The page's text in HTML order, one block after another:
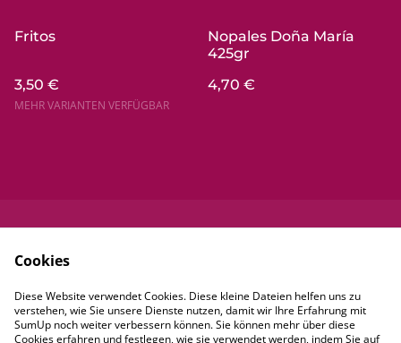
Fritos
3,50 €
MEHR VARIANTEN VERFÜGBAR
Nopales Doña María
425gr
4,70 €
mungen von
SumUp
Cookies
Diese Website verwendet Cookies. Diese kleine Dateien helfen uns zu
verstehen, wie Sie unsere Dienste nutzen, damit wir Ihre Erfahrung mit
SumUp noch weiter verbessern können. Sie können mehr über diese
Cookies erfahren und festlegen, wie sie verwendet werden, indem Sie auf